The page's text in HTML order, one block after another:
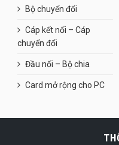
Bộ chuyển đổi
Cáp kết nối – Cáp
chuyển đổi
Đầu nối – Bộ chia
Card mở rộng cho PC